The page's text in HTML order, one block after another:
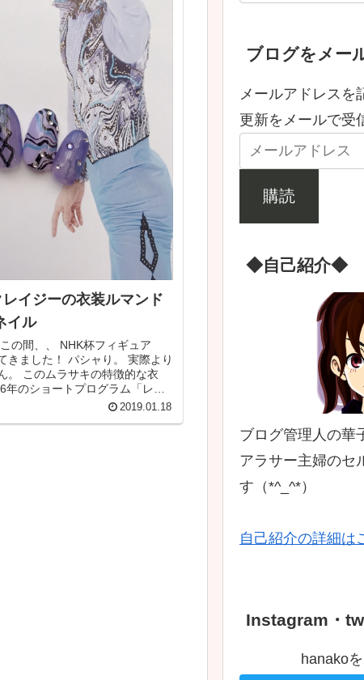
イジーの衣装ルマンド
イル
の間、、 NHK杯フィギュア
きました！ パシャり。 実際より
。 このムラサキの特徴的な衣
年のショートプログラム「レッ
2019.01.18
ブログをメー
メールアドレスを
更新をメールで受
購読
◆自己紹介◆
ブログ管理人の華
アラサー主婦のセ
す（*^_^*）
自己紹介の詳細は
Instagram・
hanako